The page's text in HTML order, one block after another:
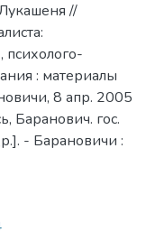
//
психолого-
: материалы
8 апр. 2005
Баранович. гос.
- Барановичи :